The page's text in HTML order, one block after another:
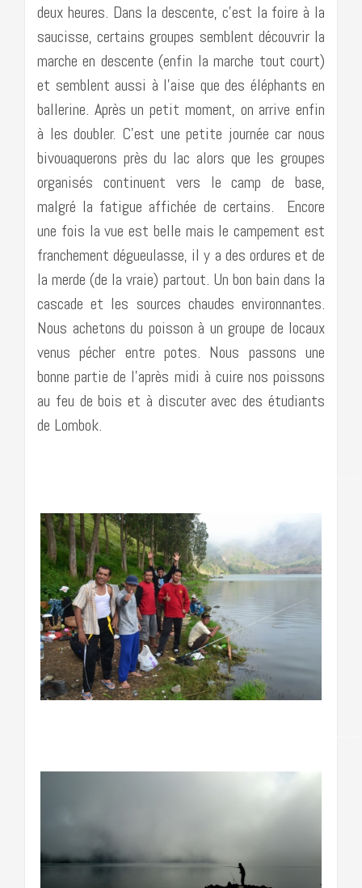
deux heures. Dans la descente, c’est la foire à la
saucisse, certains groupes semblent découvrir la
marche en descente (enfin la marche tout court)
et semblent aussi à l’aise que des éléphants en
ballerine. Après un petit moment, on arrive enfin
à les doubler. C’est une petite journée car nous
bivouaquerons près du lac alors que les groupes
organisés continuent vers le camp de base,
malgré la fatigue affichée de certains. Encore
une fois la vue est belle mais le campement est
franchement dégueulasse, il y a des ordures et de
la merde (de la vraie) partout. Un bon bain dans la
cascade et les sources chaudes environnantes.
Nous achetons du poisson à un groupe de locaux
venus pécher entre potes. Nous passons une
bonne partie de l’après midi à cuire nos poissons
au feu de bois et à discuter avec des étudiants
de Lombok.